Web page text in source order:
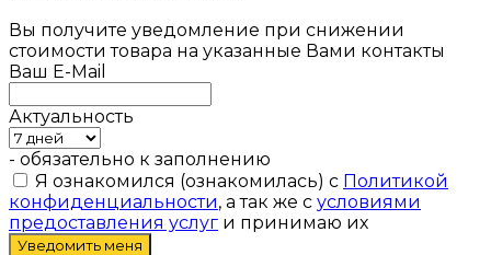
Вы получите уведомление при снижении
стоимости товара на указанные Вами контакты
Ваш E-Mail
Актуальность
- обязательно к заполнению
Я ознакомился (ознакомилась) с Политикой
конфиденциальности, а так же с условиями
предоставления услуг и принимаю их